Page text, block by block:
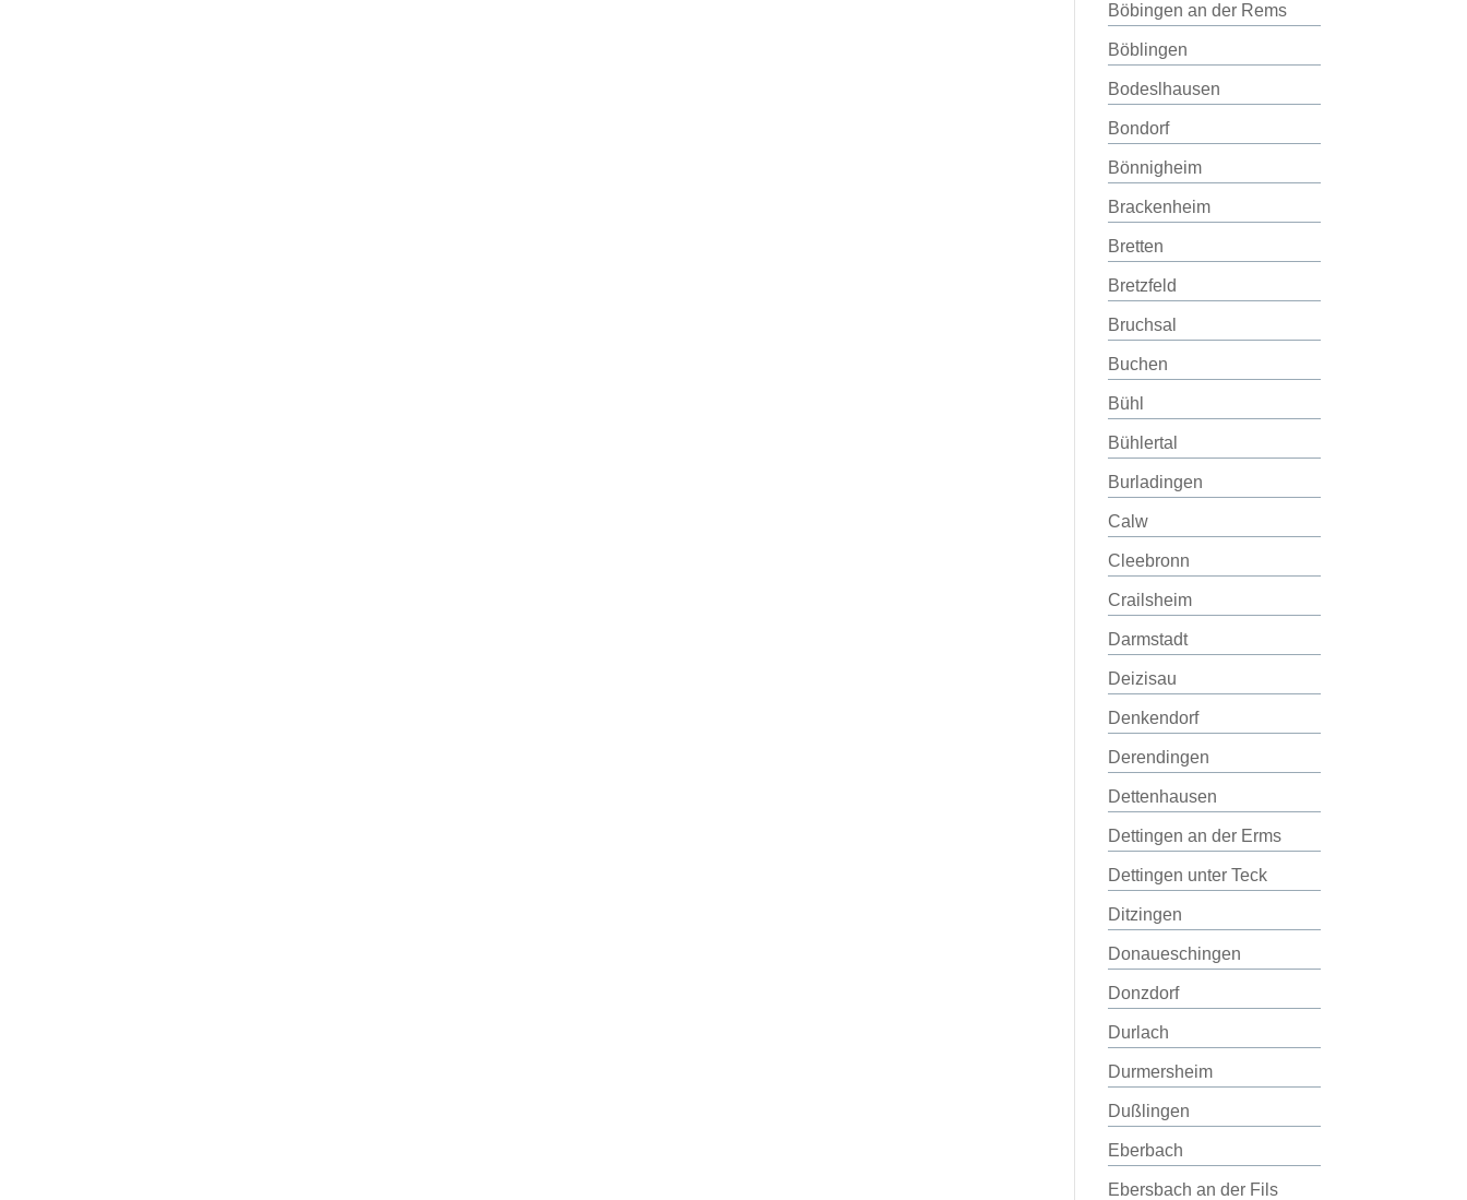
Böbingen an der Rems
Böblingen
Bodeslhausen
Bondorf
Bönnigheim
Brackenheim
Bretten
Bretzfeld
Bruchsal
Buchen
Bühl
Bühlertal
Burladingen
Calw
Cleebronn
Crailsheim
Darmstadt
Deizisau
Denkendorf
Derendingen
Dettenhausen
Dettingen an der Erms
Dettingen unter Teck
Ditzingen
Donaueschingen
Donzdorf
Durlach
Durmersheim
Dußlingen
Eberbach
Ebersbach an der Fils